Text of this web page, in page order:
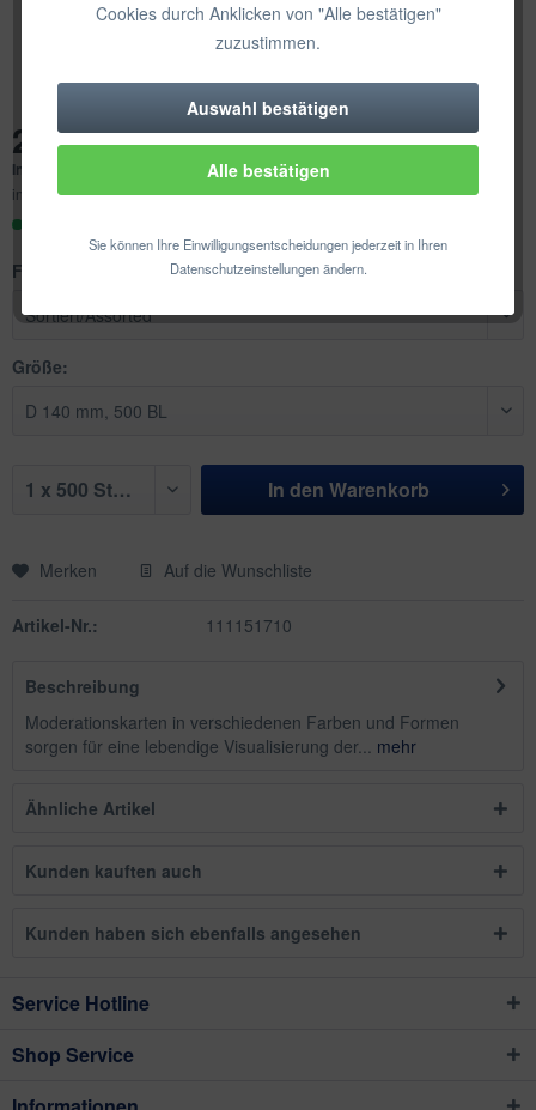
Cookies durch Anklicken von "Alle bestätigen"
zuzustimmen.
Technisch erforderlich
Komfortfunktionen
Auswahl bestätigen
Alle bestätigen
Sie können Ihre Einwilligungsentscheidungen jederzeit in Ihren
Datenschutzeinstellungen ändern.
21,30 € *
Inhalt:
500 Stück (0,04 € * / 1 Stück)
inkl. MwSt.zzgl. Versandkosten
Farbe:
Größe:
In den Warenkorb
Merken Auf die Wunschliste
Artikel-Nr.: 111151710
Beschreibung
Moderationskarten in verschiedenen Farben und Formen
sorgen für eine lebendige Visualisierung der... mehr
Ähnliche Artikel
Kunden kauften auch
Kunden haben sich ebenfalls angesehen
Service Hotline
Shop Service